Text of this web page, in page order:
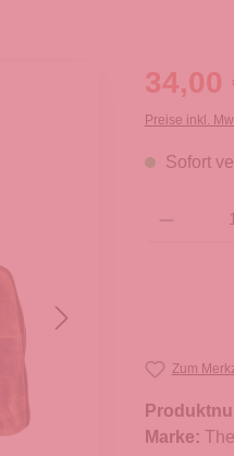
34,00
Preise inkl.
Sofort
Zum
Marke: